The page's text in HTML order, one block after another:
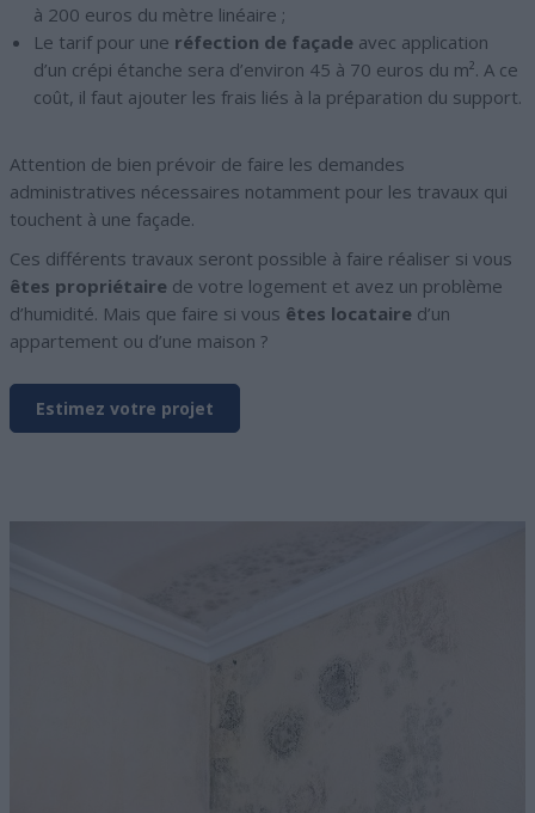
à 200 euros du mètre linéaire ;
Le tarif pour une réfection de façade avec application
d’un crépi étanche sera d’environ 45 à 70 euros du m². A ce
coût, il faut ajouter les frais liés à la préparation du support.
Attention de bien prévoir de faire les demandes
administratives nécessaires notamment pour les travaux qui
touchent à une façade.
Ces différents travaux seront possible à faire réaliser si vous
êtes propriétaire de votre logement et avez un problème
d’humidité. Mais que faire si vous êtes locataire d’un
appartement ou d’une maison ?
Estimez votre projet